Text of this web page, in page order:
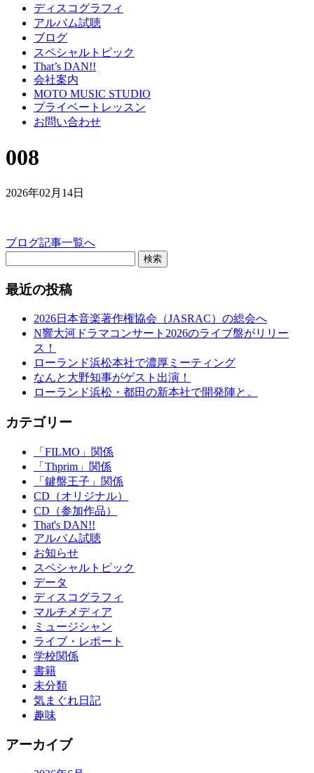
ディスコグラフィ
アルバム試聴
ブログ
スペシャルトピック
That’s DAN!!
会社案内
MOTO MUSIC STUDIO
プライベートレッスン
お問い合わせ
008
2026年02月14日
ブログ記事一覧へ
検索
最近の投稿
2026日本音楽著作権協会（JASRAC）の総会へ
N響大河ドラマコンサート2026のライブ盤がリリー
ス！
ローランド浜松本社で濃厚ミーティング
なんと大野知事がゲスト出演！
ローランド浜松・都田の新本社で開発陣と。
カテゴリー
「FILMO」関係
「Thprim」関係
「鍵盤王子」関係
CD（オリジナル）
CD（参加作品）
That's DAN!!
アルバム試聴
お知らせ
スペシャルトピック
データ
ディスコグラフィ
マルチメディア
ミュージシャン
ライブ・レポート
学校関係
書籍
未分類
気まぐれ日記
趣味
アーカイブ